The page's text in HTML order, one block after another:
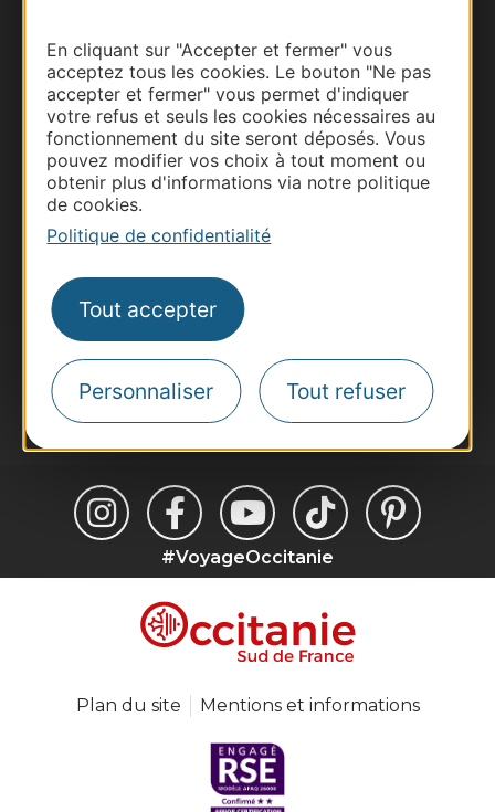
En cliquant sur "Accepter et fermer" vous
acceptez tous les cookies. Le bouton "Ne pas
accepter et fermer" vous permet d'indiquer
votre refus et seuls les cookies nécessaires au
fonctionnement du site seront déposés. Vous
pouvez modifier vos choix à tout moment ou
obtenir plus d'informations via notre politique
de cookies.
Politique de confidentialité
Tout accepter
Personnaliser Tout refuser
Thermalisme
Business/Mice
Pros d'Occitanie
Site presse et d'influence
Voyagistes
Destination Sport
Inscrivez-vous à la lettre d'information
Destination Occitanie pour recevoir des
suggestions de séjours, de visites et de sorties.
Je m'abonne
#VoyageOccitanie
Plan du site Mentions et informations